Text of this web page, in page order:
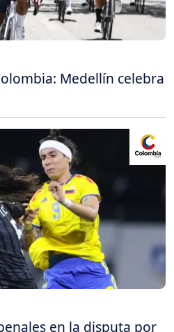
Medellín celebra
en la disputa por